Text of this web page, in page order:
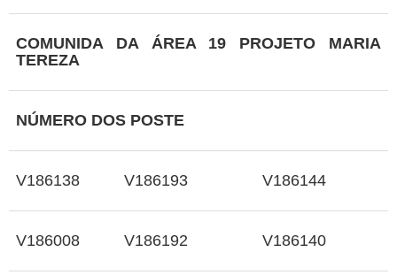
COMUNIDA DA ÁREA 19 PROJETO MARIA
TEREZA
NÚMERO DOS POSTE
V186138 V186193 V186144
V186008 V186192 V186140